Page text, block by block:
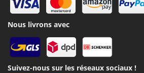
Nous livrons avec
Suivez-nous sur les réseaux sociaux !